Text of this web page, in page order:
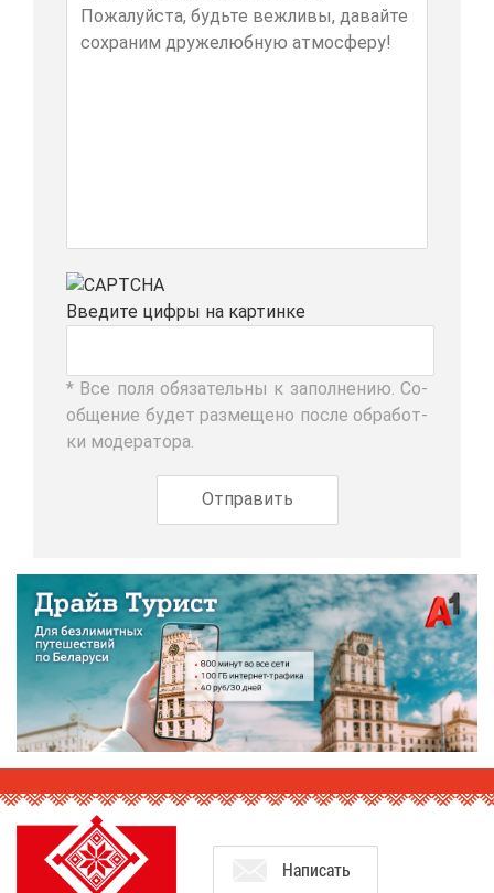
Вве­ди­те циф­ры на кар­тин­ке
* Все по­ля обя­за­тель­ны к за­пол­не­нию. Со­
об­ще­ние бу­дет раз­ме­ще­но по­сле об­ра­бот­
ки мо­де­ра­то­ра.
На­пи­сать